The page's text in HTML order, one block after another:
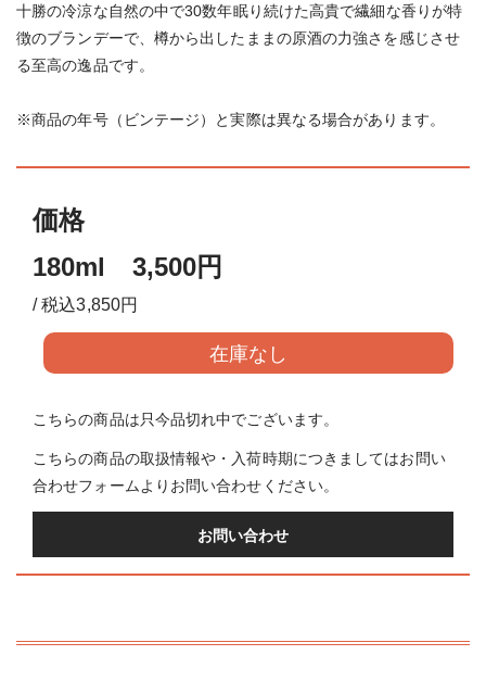
十勝の冷涼な自然の中で30数年眠り続けた高貴で繊細な香りが特
徴のブランデーで、樽から出したままの原酒の力強さを感じさせ
る至高の逸品です。
※商品の年号（ビンテージ）と実際は異なる場合があります。
価格
180ml 3,500円
/ 税込3,850円
在庫なし
こちらの商品は只今品切れ中でございます。
こちらの商品の取扱情報や・入荷時期につきましてはお問い
合わせフォームよりお問い合わせください。
お問い合わせ